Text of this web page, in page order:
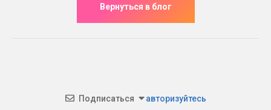
Подписаться авторизуйтесь